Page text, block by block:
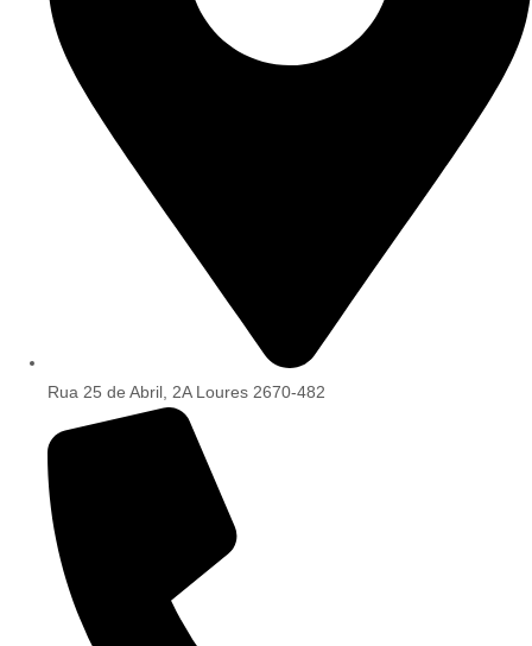
Rua 25 de Abril, 2A Loures 2670-482